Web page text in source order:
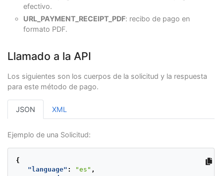
efectivo.
URL_PAYMENT_RECEIPT_PDF: recibo de pago en
formato PDF.
Llamado a la API
Los siguientes son los cuerpos de la solicitud y la respuesta
para este método de pago.
JSON XML
Ejemplo de una Solicitud:
{
"language" : "es" ,